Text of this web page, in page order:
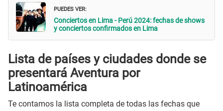
PUEDES VER:
Conciertos en Lima - Perú 2024: fechas de shows
y conciertos confirmados en Lima
Lista de países y ciudades donde se
presentará Aventura por
Latinoamérica
Te contamos la lista completa de todas las fechas que